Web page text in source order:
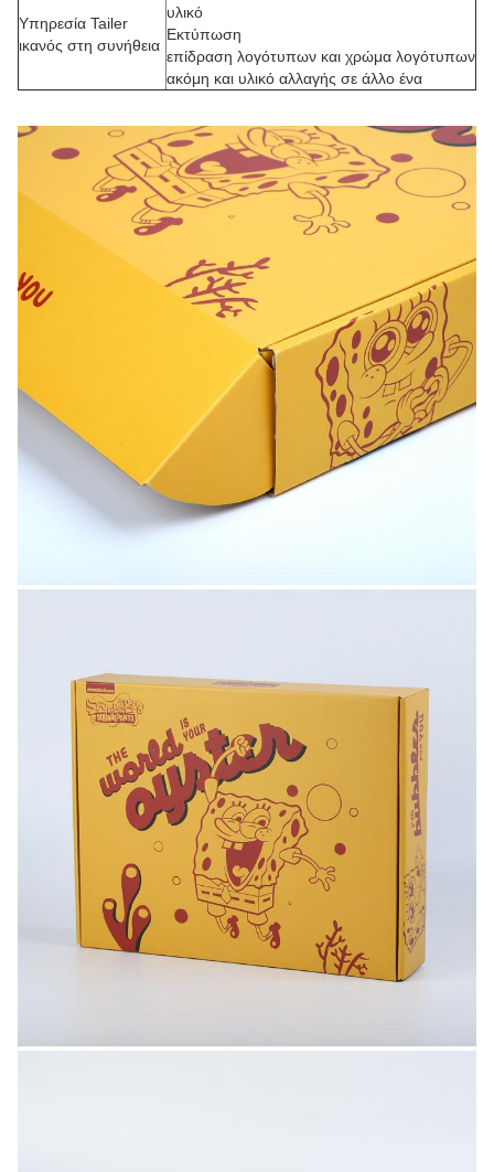
Υπηρεσία Tailer
ικανός στη συνήθεια
υλικό
Εκτύπωση
επίδραση λογότυπων και χρώμα λογότυπων
ακόμη και υλικό αλλαγής σε άλλο ένα